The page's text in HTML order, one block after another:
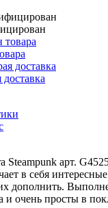
Steampunk арт.
в себя
дополнить.
и очень просты в